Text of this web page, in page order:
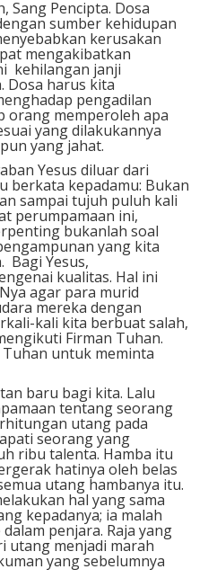
Sang Pencipta. Dosa
sumber kehidupan
kerusakan
mengakibatkan
kehilangan janji
Dosa harus kita
pengadilan
orang memperoleh apa
yang dilakukannya
yang jahat.
Yesus diluar dari
berkata kepadamu: Bukan
sampai tujuh puluh kali
perumpamaan ini,
bukanlah soal
yang kita
Bagi Yesus,
kualitas. Hal ini
agar para murid
mereka dengan
kali kita berbuat salah,
Firman Tuhan.
untuk meminta
baru bagi kita. Lalu
tentang seorang
utang pada
seorang yang
ribu talenta. Hamba itu
hatinya oleh belas
utang hambanya itu.
hal yang sama
kepadanya; ia malah
penjara. Raja yang
utang menjadi marah
yang sebelumnya